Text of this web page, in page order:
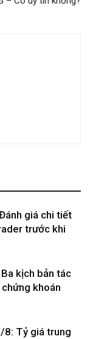
giá chi tiết
trước khi
kịch bản tác
khoán
8: Tỷ giá trung